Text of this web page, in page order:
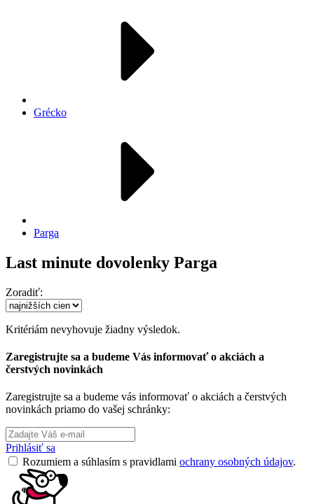
Grécko
Parga
Last minute dovolenky Parga
Zoradiť:
Kritériám nevyhovuje žiadny výsledok.
Zaregistrujte sa a budeme Vás informovať o akciách a
čerstvých novinkách
Zaregistrujte sa a budeme vás informovať o akciách a čerstvých
novinkách priamo do vašej schránky:
Prihlásiť sa
Rozumiem a súhlasím s pravidlami ochrany osobných údajov.